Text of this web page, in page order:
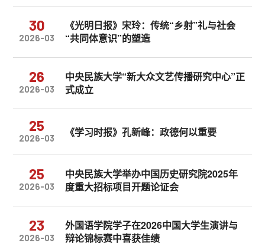
30
2026-03
《光明日报》宋玲：传统“乡射”礼与社会
“共同体意识”的塑造
26
2026-03
中央民族大学“新大众文艺传播研究中心”正
式成立
25
2026-03 《学习时报》孔新峰：政德何以重要
25
2026-03
中央民族大学举办中国历史研究院2025年
度重大招标项目开题论证会
23
2026-03
外国语学院学子在2026中国大学生演讲与
辩论锦标赛中喜获佳绩